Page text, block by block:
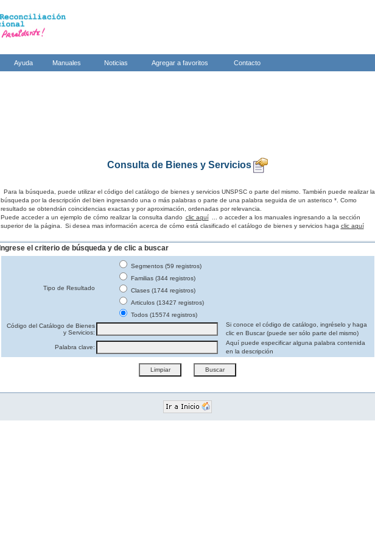
Ayuda Manuales Noticias Agregar a favoritos Contacto
Consulta de Bienes y Servicios
Para la búsqueda, puede utilizar el código del catálogo de bienes y servicios UNSPSC o parte del mismo. También puede realizar la
búsqueda por la descripción del bien ingresando una o más palabras o parte de una palabra seguida de un asterisco *. Como
resultado se obtendrán coincidencias exactas y por aproximación, ordenadas por relevancia.
Puede acceder a un ejemplo de cómo realizar la consulta dando clic aquí
... o acceder a los manuales ingresando a la sección
superior de la página.
Si desea mas información acerca de cómo está clasificado el catálogo de bienes y servicios haga clic aquí
Ingrese el criterio de búsqueda y de clic a buscar
Tipo de Resultado
Segmentos (59 registros)
Familias (344 registros)
Clases (1744 registros)
Articulos (13427 registros)
Todos (15574 registros)
Código del Catálogo de Bienes
y Servicios:
Si conoce el código de catálogo, ingréselo y haga
clic en Buscar (puede ser sólo parte del mismo)
Palabra clave:
Aquí puede especificar alguna palabra contenida
en la descripción